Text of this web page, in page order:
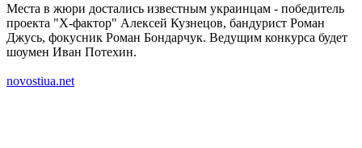
Места в жюри достались известным украинцам - победитель
проекта "Х-фактор" Алексей Кузнецов, бандурист Роман
Джусь, фокусник Роман Бондарчук. Ведущим конкурса будет
шоумен Иван Потехин.
novostiua.net